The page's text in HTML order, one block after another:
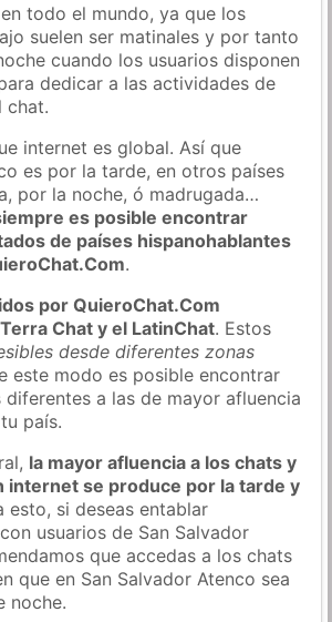
todo el mundo, ya que los
suelen ser matinales y por tanto
cuando los usuarios disponen
dedicar a las actividades de
chat.
internet es global. Así que
es por la tarde, en otros países
por la noche, ó madrugada…
es posible encontrar
de países hispanohablantes
.
por QuieroChat.Com
Chat y el LatinChat. Estos
desde diferentes zonas
este modo es posible encontrar
diferentes a las de mayor afluencia
país.
la mayor afluencia a los chats y
internet se produce por la tarde y
esto, si deseas entablar
usuarios de San Salvador
que accedas a los chats
que en San Salvador Atenco sea
noche.